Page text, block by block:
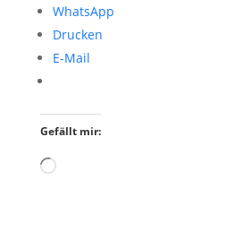
WhatsApp
Drucken
E-Mail
Gefällt mir:
Wird